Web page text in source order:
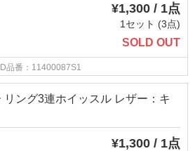
¥1,300 / 1点
1セット (3点)
SOLD OUT
品番：11400087S1
リング3連ホイッスル レザー：キ
¥1,300 / 1点